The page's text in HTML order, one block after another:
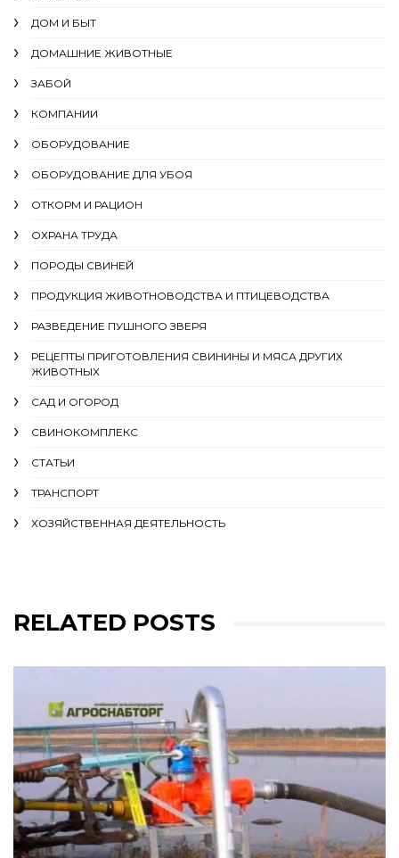
ДОМ И БЫТ
ДОМАШНИЕ ЖИВОТНЫЕ
ЗАБОЙ
КОМПАНИИ
ОБОРУДОВАНИЕ
ОБОРУДОВАНИЕ ДЛЯ УБОЯ
ОТКОРМ И РАЦИОН
ОХРАНА ТРУДА
ПОРОДЫ СВИНЕЙ
ПРОДУКЦИЯ ЖИВОТНОВОДСТВА И ПТИЦЕВОДСТВА
РАЗВЕДЕНИЕ ПУШНОГО ЗВЕРЯ
РЕЦЕПТЫ ПРИГОТОВЛЕНИЯ СВИНИНЫ И МЯСА ДРУГИХ
ЖИВОТНЫХ
САД И ОГОРОД
СВИНОКОМПЛЕКС
СТАТЬИ
ТРАНСПОРТ
ХОЗЯЙСТВЕННАЯ ДЕЯТЕЛЬНОСТЬ
RELATED POSTS